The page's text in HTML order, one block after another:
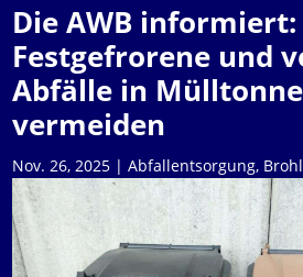
Die AWB informiert:
Festgefrorene und
Abfälle in
vermeiden
Nov. 26, 2025 | Abfallentsorgung,